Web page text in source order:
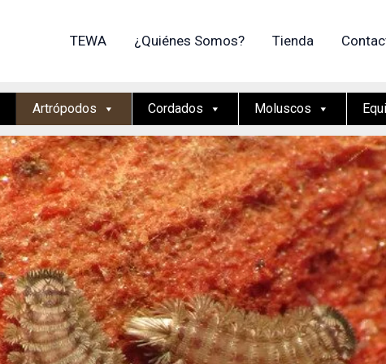
TEWA ¿Quiénes Somos? Tienda
Artrópodos Cordados Moluscos